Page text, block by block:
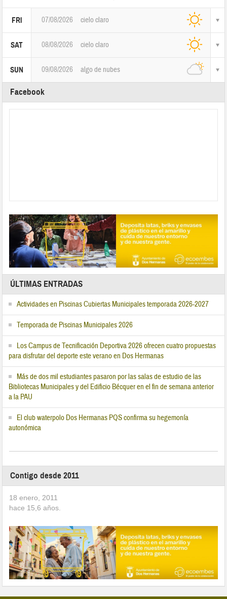
FRI 07/08/2026 cielo claro
SAT 08/08/2026 cielo claro
SUN 09/08/2026 algo de nubes
Facebook
ÚLTIMAS ENTRADAS
Actividades en Piscinas Cubiertas Municipales temporada 2026-2027
Temporada de Piscinas Municipales 2026
Los Campus de Tecnificación Deportiva 2026 ofrecen cuatro propuestas
para disfrutar del deporte este verano en Dos Hermanas
Más de dos mil estudiantes pasaron por las salas de estudio de las
Bibliotecas Municipales y del Edificio Bécquer en el fin de semana anterior
a la PAU
El club waterpolo Dos Hermanas PQS confirma su hegemonía
autonómica
Contigo desde 2011
18 enero, 2011
hace 15,6 años.